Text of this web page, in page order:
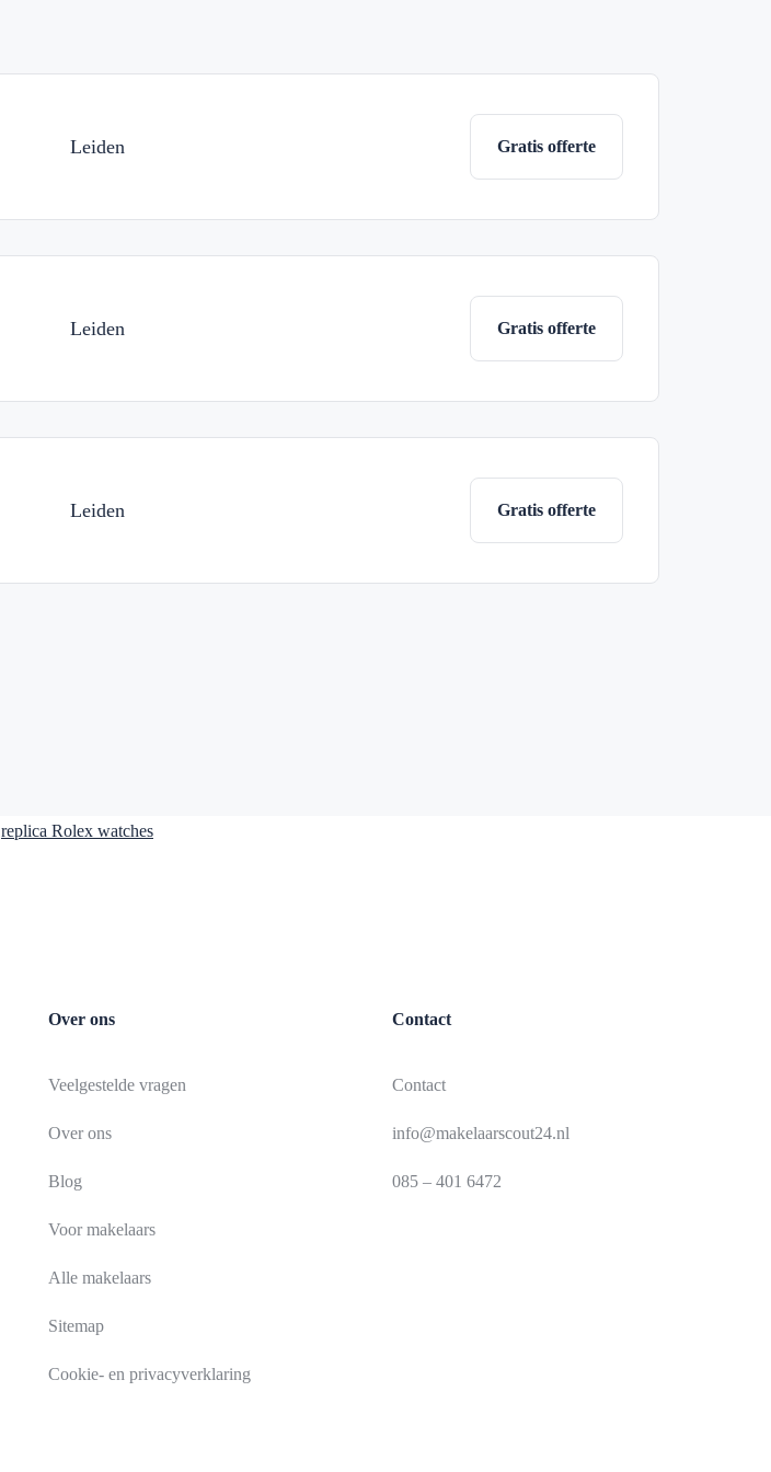
Leiden Gratis offerte
Leiden Gratis offerte
Leiden Gratis offerte
replica Rolex watches
Over ons
Veelgestelde vragen
Over ons
Blog
Voor makelaars
Alle makelaars
Sitemap
Cookie- en privacyverklaring
Contact
Contact
info@makelaarscout24.nl
085 – 401 6472